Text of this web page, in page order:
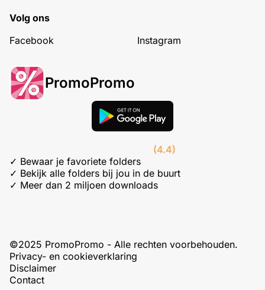
Volg ons
Facebook
Instagram
PromoPromo
(4.4)
✓ Bewaar je favoriete folders
✓ Bekijk alle folders bij jou in de buurt
✓ Meer dan 2 miljoen downloads
©2025 PromoPromo - Alle rechten voorbehouden.
Privacy- en cookieverklaring
Disclaimer
Contact